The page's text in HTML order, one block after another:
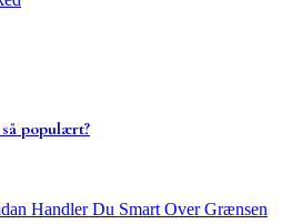
populært?